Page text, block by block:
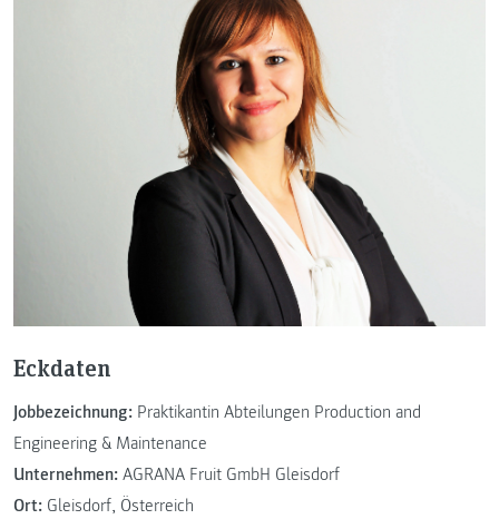
Eckdaten
Jobbezeichnung: Praktikantin Abteilungen Production and
Engineering & Maintenance
Unternehmen: AGRANA Fruit GmbH Gleisdorf
Ort: Gleisdorf, Österreich